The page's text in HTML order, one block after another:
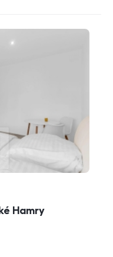
Hamry